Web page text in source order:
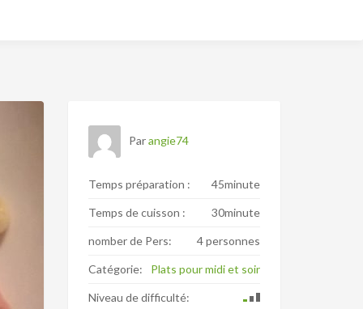
Parangie74
Temps préparation : 45minute
Temps de cuisson : 30minute
nomber de Pers: 4 personnes
Catégorie: Plats pour midi et soir
Niveau de difficulté: